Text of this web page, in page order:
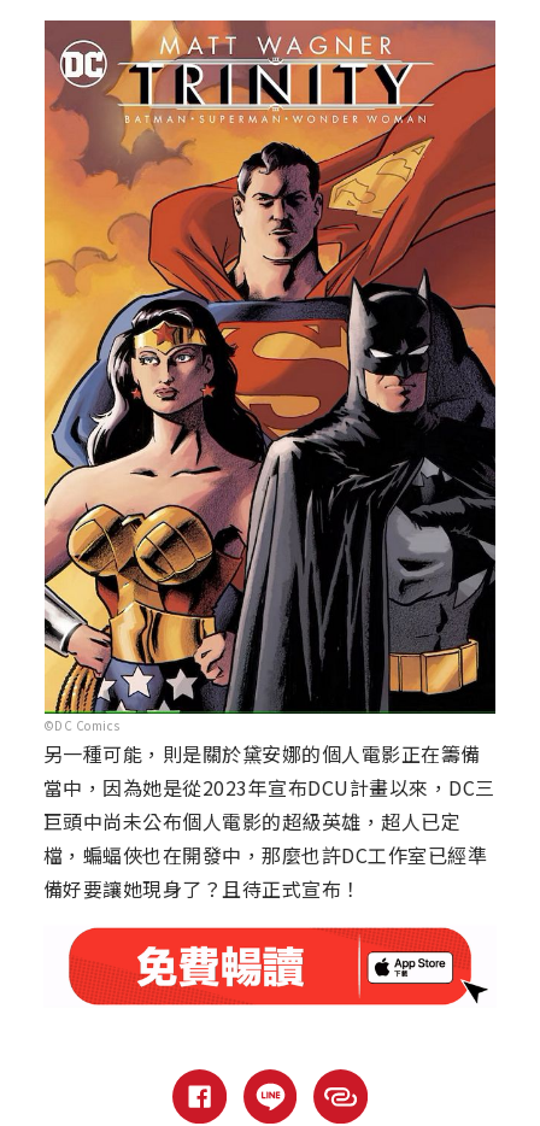
©DC Comics
另一種可能，則是關於黛安娜的個人電影正在籌備
當中，因為她是從2023年宣布DCU計畫以來，DC三
巨頭中尚未公布個人電影的超級英雄，超人已定
檔，蝙蝠俠也在開發中，那麼也許DC工作室已經準
備好要讓她現身了？且待正式宣布！